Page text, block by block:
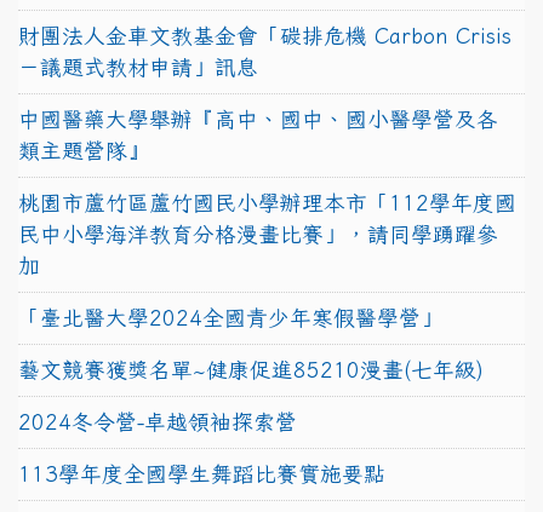
財團法人金車文教基金會「碳排危機 Carbon Crisis
－議題式教材申請」訊息
中國醫藥大學舉辦『高中、國中、國小醫學營及各
類主題營隊』
桃園市蘆竹區蘆竹國民小學辦理本市「112學年度國
民中小學海洋教育分格漫畫比賽」，請同學踴躍參
加
「臺北醫大學2024全國青少年寒假醫學營」
藝文競賽獲獎名單~健康促進85210漫畫(七年級)
2024冬令營-卓越領袖探索營
113學年度全國學生舞蹈比賽實施要點